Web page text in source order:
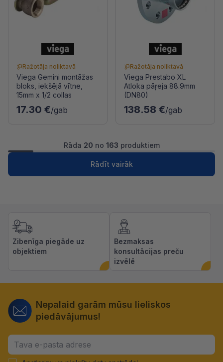
Ražotāja noliktavā
Viega Gemini montāžas
bloks, iekšējā vītne,
15mm x 1/2 collas
17.30 €/gab
Ražotāja noliktavā
Viega Prestabo XL
Atloka pāŗeja 88.9mm
(DN80)
138.58 €/gab
Rāda 20 no 163 produktiem
Rādīt vairāk
1 2 ... 9
Zibenīga piegāde uz
objektiem
Bezmaksas
konsultācijas preču
izvēlē
Nepalaid garām mūsu lieliskos
piedāvājumus!